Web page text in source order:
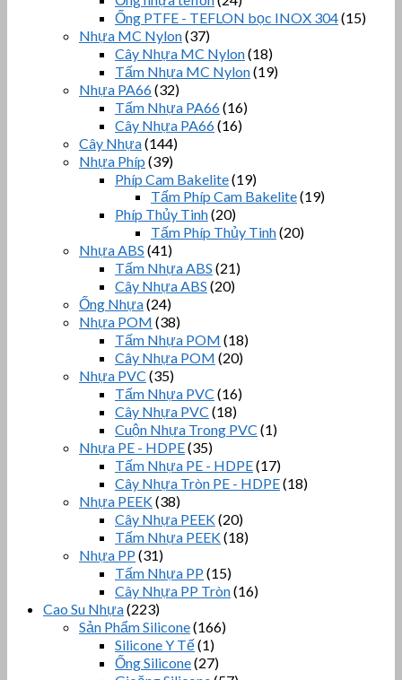
Ống PTFE - TEFLON bọc INOX 304(15)
Nhựa MC Nylon(37)
Cây Nhựa MC Nylon(18)
Tấm Nhựa MC Nylon(19)
Nhựa PA66(32)
Tấm Nhựa PA66(16)
Cây Nhựa PA66(16)
Cây Nhựa(144)
Nhựa Phíp (39)
Phíp Cam Bakelite(19)
Tấm Phíp Cam Bakelite(19)
Phíp Thủy Tinh(20)
Tấm Phíp Thủy Tinh(20)
Nhựa ABS (41)
Tấm Nhựa ABS (21)
Cây Nhựa ABS (20)
Ống Nhựa(24)
Nhựa POM (38)
Tấm Nhựa POM (18)
Cây Nhựa POM (20)
Nhựa PVC (35)
Tấm Nhựa PVC (16)
Cây Nhựa PVC (18)
Cuộn Nhựa Trong PVC (1)
Nhựa PE - HDPE(35)
Tấm Nhựa PE - HDPE(17)
Cây Nhựa Tròn PE - HDPE(18)
Nhựa PEEK(38)
Cây Nhựa PEEK(20)
Tấm Nhựa PEEK(18)
Nhựa PP (31)
Tấm Nhựa PP (15)
Cây Nhựa PP Tròn(16)
Cao Su Nhựa(223)
Sản Phẩm Silicone(166)
Silicone Y Tế(1)
Ống Silicone(27)